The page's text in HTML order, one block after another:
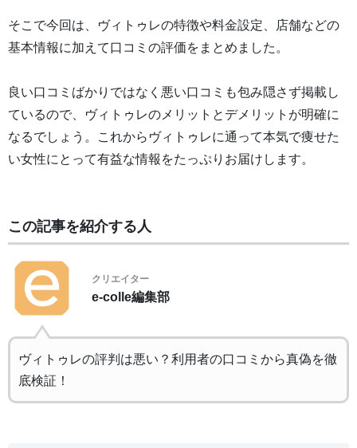
そこで今回は、ヴィトゥレの特徴や料金設定、店舗などの
基本情報に加えて口コミの評価をまとめました。
良い口コミばかりではなく悪い口コミも包み隠さず掲載し
ているので、ヴィトゥレのメリットとデメリットが明確に
なるでしょう。これからヴィトゥレに通って本気で痩せた
い女性にとって有益な情報をたっぷりお届けします。
この記事を紹介する人
クリエイター
e-colle編集部
ヴィトゥレの評判は悪い？利用者の口コミから真偽を徹
底検証！